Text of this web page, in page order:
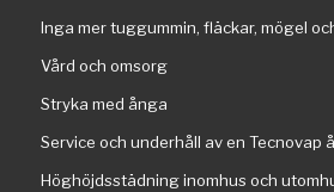
Inga mer tuggummin, fläckar, mögel
Vård och omsorg
Stryka med ånga
Service och underhåll av en Tecnovap
Höghöjdsstädning inomhus och